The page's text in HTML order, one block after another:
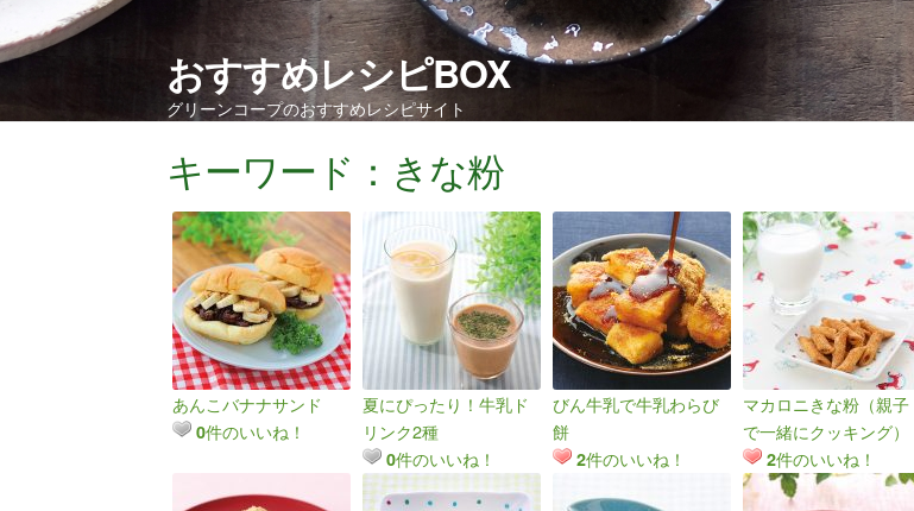
おすすめレシピBOX
グリーンコープのおすすめレシピサイト
キーワード：きな粉
あんこバナナサンド
0件のいいね！
夏にぴったり！牛乳ド
リンク2種
0件のいいね！
びん牛乳で牛乳わらび
餅
2件のいいね！
マカロニきな粉（親子
で一緒にクッキング）
2件のいいね！